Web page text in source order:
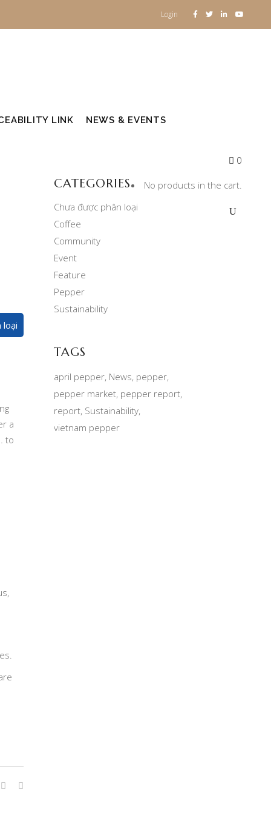
Login
LINK NEWS & EVENTS
0
No products in the cart.
loại
a
to
CATEGORIES
Chưa được phân loại
Coffee
Community
Event
Feature
Pepper
Sustainability
TAGS
april pepper News pepper
pepper market pepper report
report Sustainability
vietnam pepper